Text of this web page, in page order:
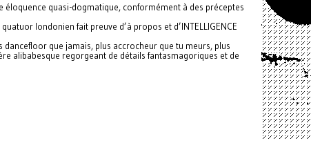
quasi-dogmatique, conformément à des préceptes
londonien fait preuve d’à propos et d’INTELLIGENCE
que jamais, plus accrocheur que tu meurs, plus
alibabesque regorgeant de détails fantasmagoriques et de